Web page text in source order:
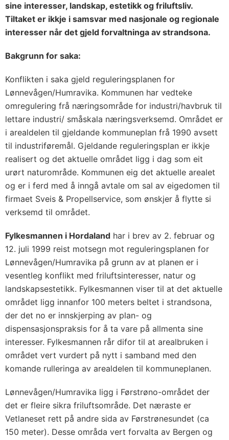
sine interesser, landskap, estetikk og friluftsliv.
Tiltaket er ikkje i samsvar med nasjonale og regionale
interesser når det gjeld forvaltninga av strandsona.
Bakgrunn for saka:
Konflikten i saka gjeld reguleringsplanen for
Lønnevågen/Humravika. Kommunen har vedteke
omregulering frå næringsområde for industri/havbruk til
lettare industri/ småskala næringsverksemd. Området er
i arealdelen til gjeldande kommuneplan frå 1990 avsett
til industriføremål. Gjeldande reguleringsplan er ikkje
realisert og det aktuelle området ligg i dag som eit
urørt naturområde. Kommunen eig det aktuelle arealet
og er i ferd med å inngå avtale om sal av eigedomen til
firmaet Sveis & Propellservice, som ønskjer å flytte si
verksemd til området.
Fylkesmannen i Hordaland har i brev av 2. februar og
12. juli 1999 reist motsegn mot reguleringsplanen for
Lønnevågen/Humravika på grunn av at planen er i
vesentleg konflikt med friluftsinteresser, natur og
landskapsestetikk. Fylkesmannen viser til at det aktuelle
området ligg innanfor 100 meters beltet i strandsona,
der det no er innskjerping av plan- og
dispensasjonspraksis for å ta vare på allmenta sine
interesser. Fylkesmannen rår difor til at arealbruken i
området vert vurdert på nytt i samband med den
komande rulleringa av arealdelen til kommuneplanen.
Lønnevågen/Humravika ligg i Førstrøno-området der
det er fleire sikra friluftsområde. Det næraste er
Vetlaneset rett på andre sida av Førstrønesundet (ca
150 meter). Desse områda vert forvalta av Bergen og